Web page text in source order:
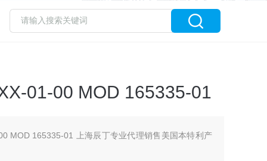
01-00 MOD 165335-01
MOD 165335-01 上海辰丁专业代理销售美国本特利产